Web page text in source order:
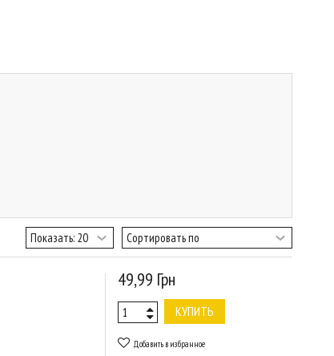
49,99 Грн
КУПИТЬ
Добавить в избранное